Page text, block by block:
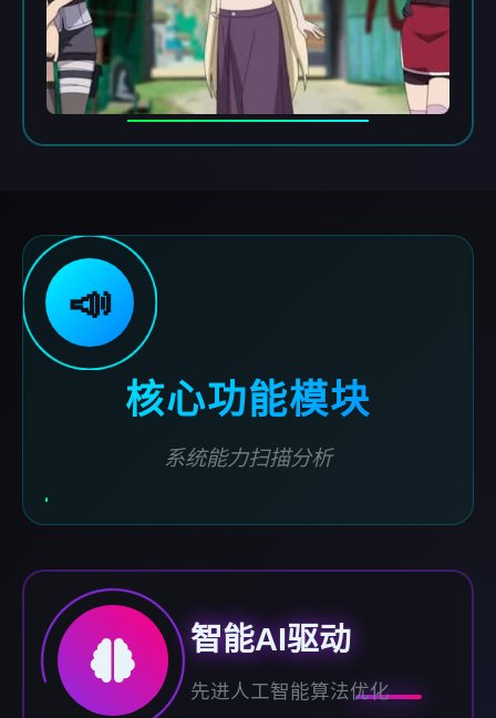
📣
核心功能模块
系统能力扫描分析
智能AI驱动
先进人工智能算法优化